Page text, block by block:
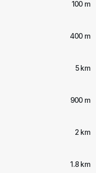
100 m
400 m
5 km
900 m
2 km
1.8 km